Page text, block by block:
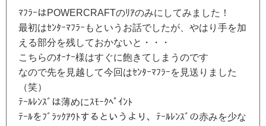
ﾏﾌﾗｰはPOWERCRAFTのﾘｱのみにしてみました！
最初はｾﾝﾀｰﾏﾌﾗｰもというお話でしたが、やはり手を加
える部分を残しておかないと・・・
こちらのｵｰﾅｰ様はすぐに飽きてしまうのです
なので先を見越して今回はｾﾝﾀｰﾏﾌﾗｰを見送りました
（笑）
ﾃｰﾙﾚﾝｽﾞは薄めにｽﾓｰｸﾍﾟｲﾝﾄ
ﾃｰﾙをﾌﾞﾗｯｸｱｳﾄするというより、ﾃｰﾙﾚﾝｽﾞの赤みを少な